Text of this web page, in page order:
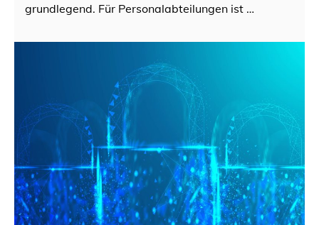
grundlegend. Für Personalabteilungen ist …